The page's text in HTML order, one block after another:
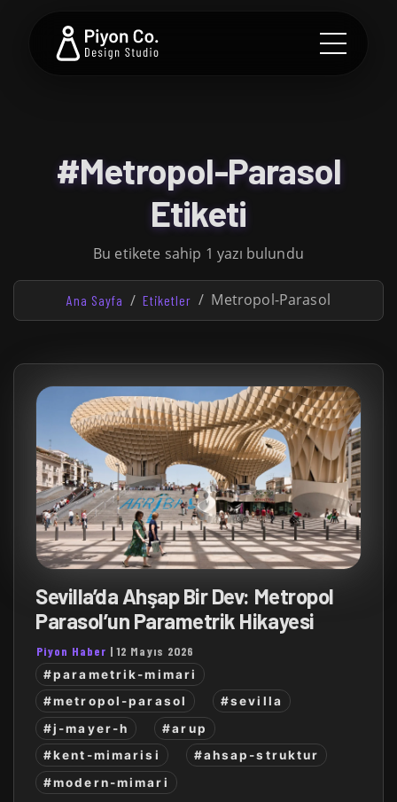
#Metropol-Parasol
Etiketi
Bu etikete sahip 1 yazı bulundu
Ana Sayfa Etiketler Metropol-Parasol
Sevilla’da Ahşap Bir Dev: Metropol
Parasol’un Parametrik Hikayesi
Piyon Haber |12 Mayıs 2026
#parametrik-mimari
#metropol-parasol
#sevilla
#j-mayer-h
#arup
#kent-mimarisi
#ahsap-struktur
#modern-mimari